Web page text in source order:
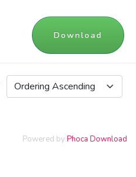
Download
Powered by Phoca Download